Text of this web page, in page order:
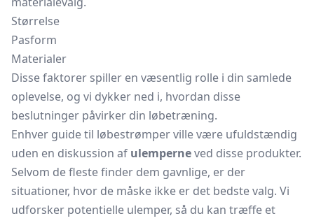
Størrelse
Pasform
Materialer
Disse faktorer spiller en væsentlig rolle i din samlede
oplevelse, og vi dykker ned i, hvordan disse
beslutninger påvirker din løbetræning.
Enhver guide til løbestrømper ville være ufuldstændig
uden en diskussion af ulemperneved disse produkter.
Selvom de fleste finder dem gavnlige, er der
situationer, hvor de måske ikke er det bedste valg. Vi
udforsker potentielle ulemper, så du kan træffe et